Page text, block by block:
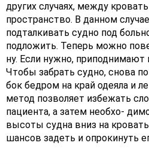
других случаях, между
пространство. В данном
подталкивать судно под
подложить. Теперь можно
ну. Если нужно, приподнимают
Чтобы забрать судно, снова
бок бедром на край одеяла и
метод позволяет избежать
пациента, а затем необхо-
высоты судна вниз на
шансов задеть и опрокинуть